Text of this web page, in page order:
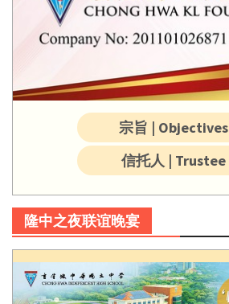
宗旨 | Objectives
信托人 | Trustee
隆中之夜联谊晚宴